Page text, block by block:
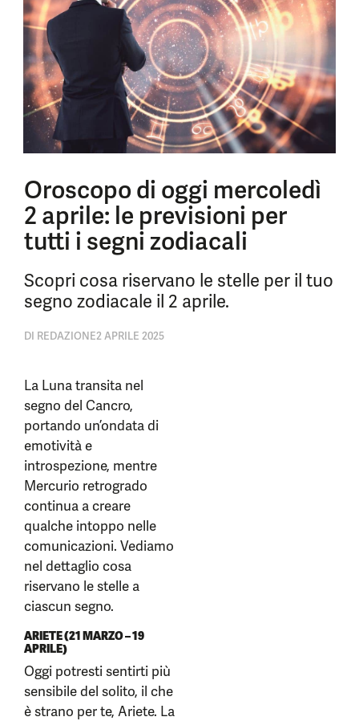
Oroscopo di oggi mercoledì
2 aprile: le previsioni per
tutti i segni zodiacali
Scopri cosa riservano le stelle per il tuo
segno zodiacale il 2 aprile.
DI REDAZIONE2 APRILE 2025
La Luna transita nel
segno del Cancro,
portando un’ondata di
emotività e
introspezione, mentre
Mercurio retrogrado
continua a creare
qualche intoppo nelle
comunicazioni. Vediamo
nel dettaglio cosa
riservano le stelle a
ciascun segno.
ARIETE (21 MARZO – 19
APRILE)
Oggi potresti sentirti più
sensibile del solito, il che
è strano per te, Ariete. La